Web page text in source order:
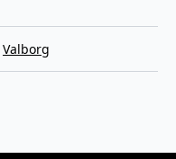
Valborg